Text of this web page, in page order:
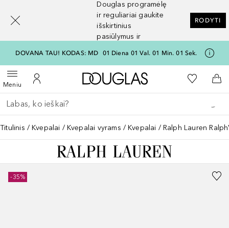
Douglas programėlę
ir reguliariai gaukite
išskirtinius
pasiūlymus ir
RODYTI
DOVANA TAU! KODAS: MD 01 Diena 01 Val. 01 Min. 01 Sek.
MeniuAtidaryti meniuĮ mano paskyrą
Į Douglas pagrindinį
Į mano
Į
Grįžk atgal
Vykdykite paiešką
Titulinis Kvepalai Kvepalai vyrams Kvepalai Ralph Lauren
-35%
[navigation.slideout.screenreader]